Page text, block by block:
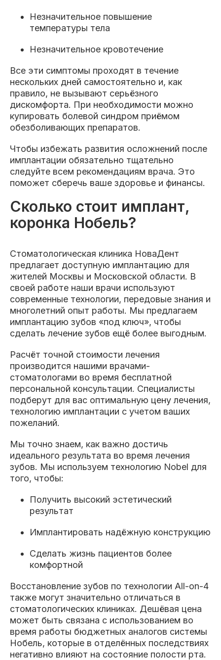
Незначительное повышение
температуры тела
Незначительное кровотечение
Все эти симптомы проходят в течение
нескольких дней самостоятельно и, как
правило, не вызывают серьёзного
дискомфорта. При необходимости можно
купировать болевой синдром приёмом
обезболивающих препаратов.
Чтобы избежать развития осложнений после
имплантации обязательно тщательно
следуйте всем рекомендациям врача. Это
поможет сберечь ваше здоровье и финансы.
Сколько стоит имплант,
коронка Нобель?
Стоматологическая клиника НоваДент
предлагает доступную имплантацию для
жителей Москвы и Московской области. В
своей работе наши врачи используют
современные технологии, передовые знания и
многолетний опыт работы. Мы предлагаем
имплантацию зубов «под ключ», чтобы
сделать лечение зубов ещё более выгодным.
Расчёт точной стоимости лечения
производится нашими врачами-
стоматологами во время бесплатной
персональной консультации. Специалисты
подберут для вас оптимальную цену лечения,
технологию имплантации с учетом ваших
пожеланий.
Мы точно знаем, как важно достичь
идеального результата во время лечения
зубов. Мы используем технологию Nobel для
того, чтобы:
Получить высокий эстетический
результат
Имплантировать надёжную конструкцию
Сделать жизнь пациентов более
комфортной
Восстановление зубов по технологии All-on-4
также могут значительно отличаться в
стоматологических клиниках. Дешёвая цена
может быть связана с использованием во
время работы бюджетных аналогов системы
Нобель, которые в отделённых последствиях
негативно влияют на состояние полости рта.